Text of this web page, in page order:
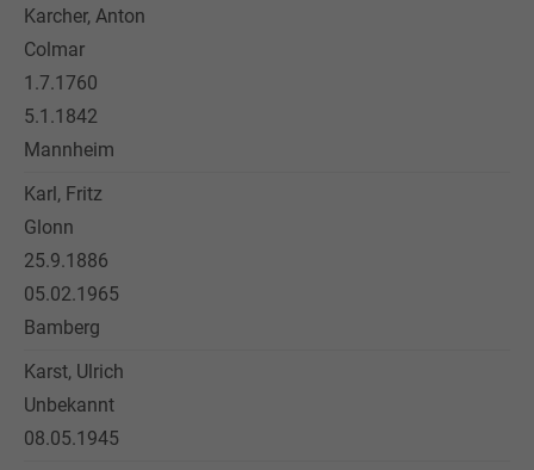
Karcher, Anton
Colmar
1.7.1760
5.1.1842
Mannheim
Karl, Fritz
Glonn
25.9.1886
05.02.1965
Bamberg
Karst, Ulrich
Unbekannt
08.05.1945